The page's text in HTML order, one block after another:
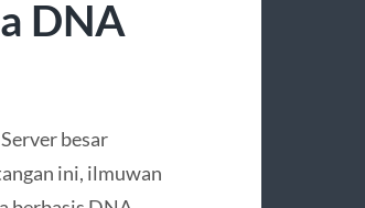
DNA
besar
ini, ilmuwan